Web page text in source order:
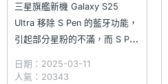
用
三星旗艦新機 Galaxy S25
Ultra 移除 S Pen 的藍牙功能，
引起部分星粉的不滿，而 S Pen
《SOGI 手機王》經過前一段時
日期：2025-03-11
人氣：20343